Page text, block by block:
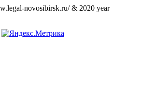
novosibirsk.ru/ & 2020 year